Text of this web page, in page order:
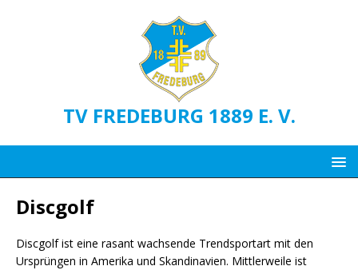
TV FREDEBURG 1889 E. V.
Discgolf
Discgolf ist eine rasant wachsende Trendsportart mit den
Ursprüngen in Amerika und Skandinavien. Mittlerweile ist